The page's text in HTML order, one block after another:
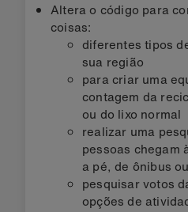
Altera o código para
coisas:
diferentes tipos
sua região
para criar uma
contagem da
ou do lixo normal
realizar uma
pessoas chegam
a pé, de ônibus
pesquisar votos
opções de